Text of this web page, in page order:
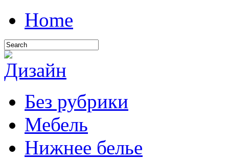
Home
Без рубрики
Мебель
Нижнее белье